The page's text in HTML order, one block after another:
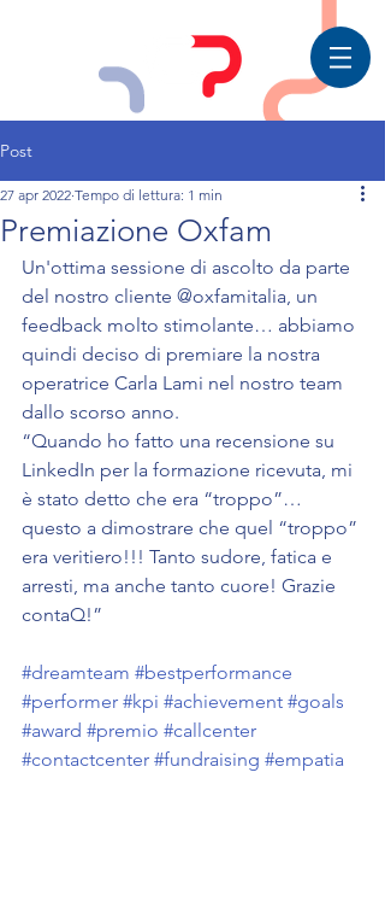
Post
Premiazione Oxfam
27 apr 2022 Tempo di lettura: 1 min
Un'ottima sessione di ascolto da parte
del nostro cliente @oxfamitalia, un
feedback molto stimolante… abbiamo
quindi deciso di premiare la nostra
operatrice Carla Lami nel nostro team
dallo scorso anno.
“Quando ho fatto una recensione su
LinkedIn per la formazione ricevuta, mi
è stato detto che era “troppo”…
questo a dimostrare che quel “troppo”
era veritiero!!! Tanto sudore, fatica e
arresti, ma anche tanto cuore! Grazie
contaQ!”
#dreamteam #bestperformance
#performer #kpi #achievement #goals
#award #premio #callcenter
#contactcenter #fundraising #empatia